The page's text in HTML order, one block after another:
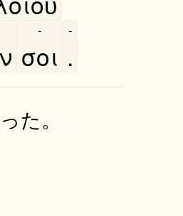
σοι
-
.
-
た。